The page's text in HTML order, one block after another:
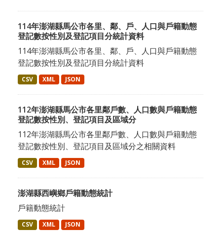
114年澎湖縣馬公市各里、鄰、戶、人口與戶籍動態
登記數按性別及登記項目分統計資料
114年澎湖縣馬公市各里、鄰、戶、人口與戶籍動態
登記數按性別及登記項目分統計資料
CSV XML JSON
112年澎湖縣馬公市各里鄰戶數、人口數與戶籍動態
登記數按性別、登記項目及區域分
112年澎湖縣馬公市各里鄰戶數、人口數與戶籍動態
登記數按性別、登記項目及區域分之相關資料
CSV XML JSON
澎湖縣西嶼鄉戶籍動態統計
戶籍動態統計
CSV XML JSON